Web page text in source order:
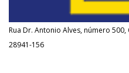
Rua Dr. Antonio Alves, número 500,
28941-156